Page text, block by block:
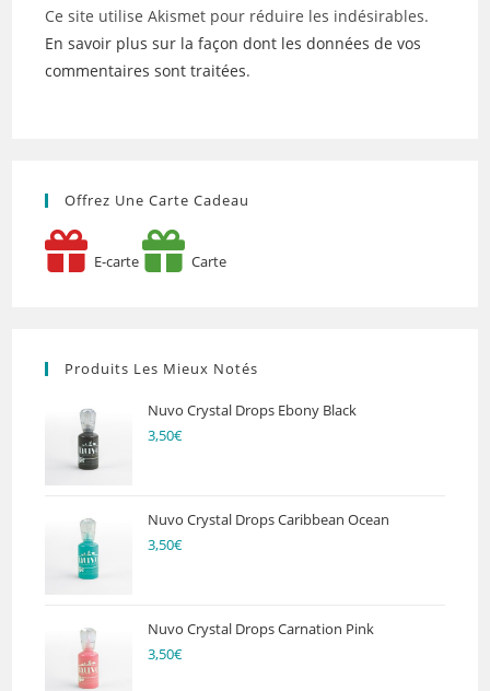
Ce site utilise Akismet pour réduire les indésirables.
En savoir plus sur la façon dont les données de vos
commentaires sont traitées.
Offrez Une Carte Cadeau
E-carte Carte
Produits Les Mieux Notés
Nuvo Crystal Drops Ebony Black
3,50€
Nuvo Crystal Drops Caribbean Ocean
3,50€
Nuvo Crystal Drops Carnation Pink
3,50€